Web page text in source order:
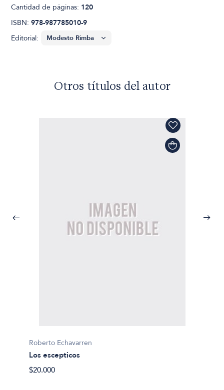
Cantidad de páginas: 120
ISBN:978-987785010-9
Editorial:
Otros títulos del autor
Roberto Echavarren
Los escepticos
$20.000